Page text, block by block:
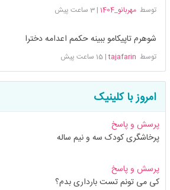
توسطمهربانو_1404 |3 ساعت پیش
شوهرم تاپیکامو ببینه حکمم اعدامه دخترا
توسط tajafarin
|15 ساعت پیش
امروز با کلینیک
پرسش و پاسخ
پرخاشگری کودک سه و نیم ساله
پرسش و پاسخ
کی می تونم تست بارداری بدم؟